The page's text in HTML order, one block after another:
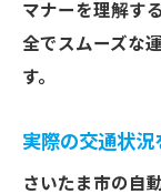
マナーを理解す
全でスムーズな
す。
実際の交通状況
さいたま市の自